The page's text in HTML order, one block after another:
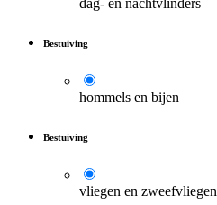
dag- en nachtvlinders
Bestuiving
hommels en bijen
Bestuiving
vliegen en zweefvliegen